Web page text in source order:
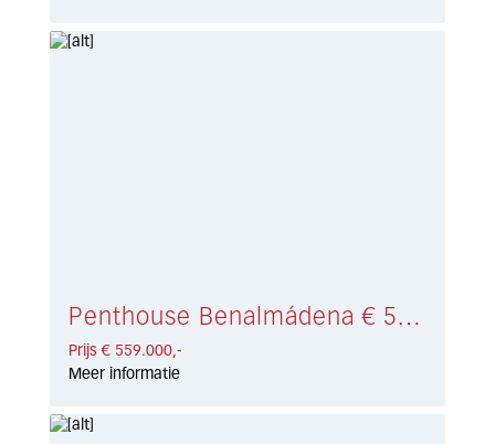
Penthouse Benalmádena € 559.000,-
Prijs € 559.000,-
Meer informatie